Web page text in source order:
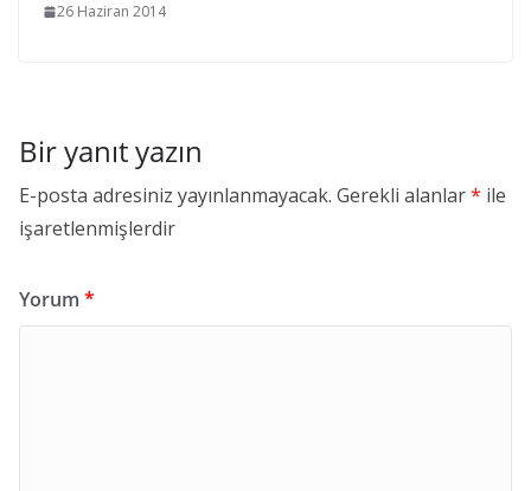
26 Haziran 2014
Bir yanıt yazın
E-posta adresiniz yayınlanmayacak. Gerekli alanlar* ile
işaretlenmişlerdir
Yorum *